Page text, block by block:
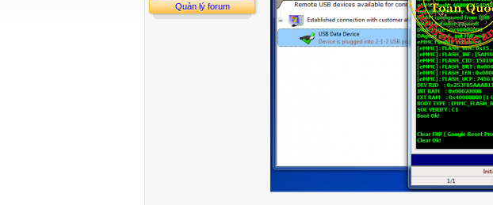
Quản lý forum